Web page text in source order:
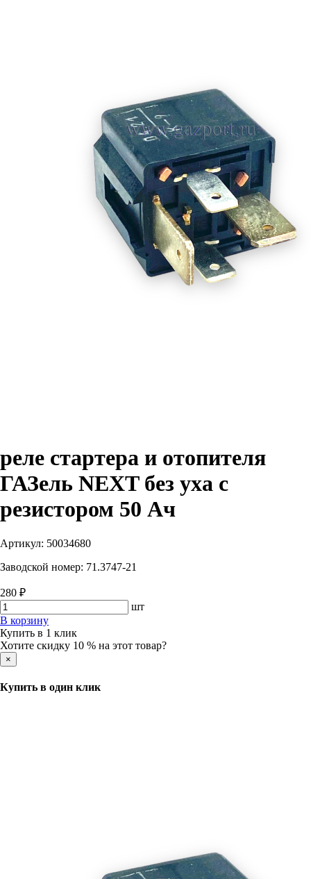
реле стартера и отопителя
ГАЗель NEXT без уха с
резистором 50 Ач
Артикул: 50034680
Заводской номер: 71.3747-21
280 ₽
шт
В корзину
Купить в 1 клик
Хотите скидку 10 % на этот товар?
×
Купить в один клик